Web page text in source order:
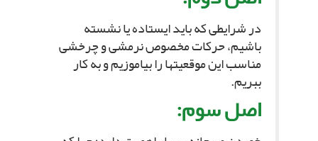
در شرایطى که باید ایستاده یا نشسته
باشیم، حرکات مخصوص نرمشى و چرخشى
مناسب این موقعیت‏ها را بیاموزیم و به کار
ببریم.
اصل سوم: